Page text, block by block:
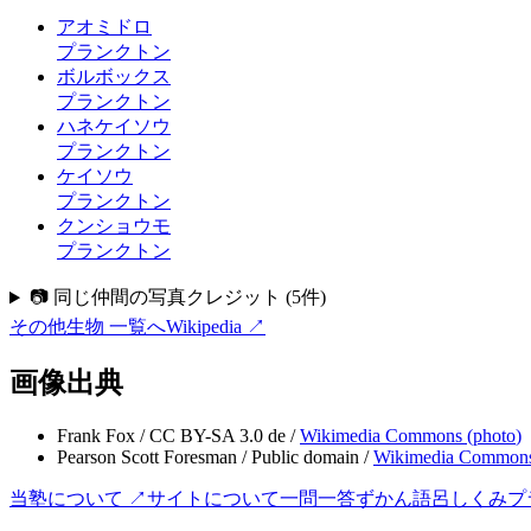
アオミドロ
プランクトン
ボルボックス
プランクトン
ハネケイソウ
プランクトン
ケイソウ
プランクトン
クンショウモ
プランクトン
📷 同じ仲間の写真クレジット (5件)
その他生物 一覧へWikipedia ↗
画像出典
Frank Fox /CC BY-SA 3.0 de / Wikimedia Commons (photo)
Pearson Scott Foresman /Public domain / Wikimedia
当塾について ↗サイトについて一問一答ずかん語呂 しくみプ